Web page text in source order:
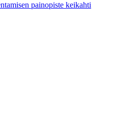
painopiste keikahti